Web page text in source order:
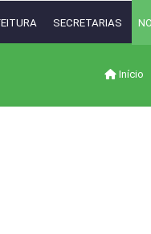
SECRETARIAS
Início